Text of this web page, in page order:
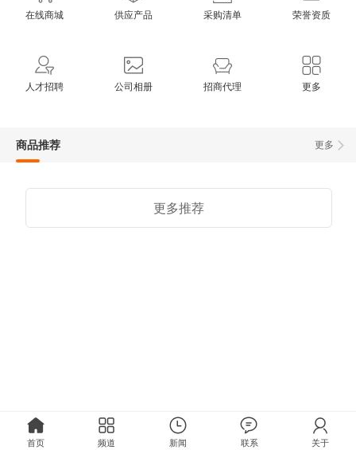
在线商城 供应产品 采购清单 荣誉资质
人才招聘 公司相册 招商代理 更多
更多
商品推荐
更多推荐
首页 频道 新闻 联系 关于